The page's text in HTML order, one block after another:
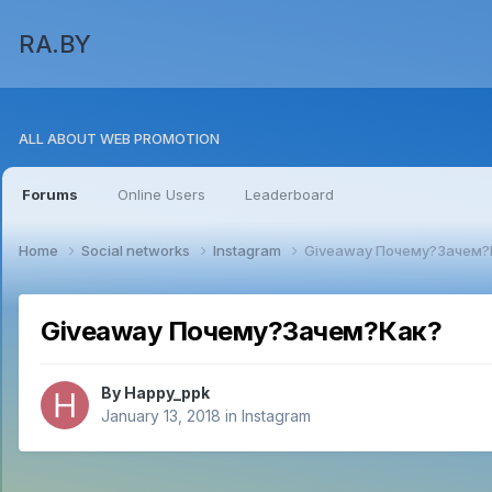
RA.BY
ALL ABOUT WEB PROMOTION
Forums Online Users Leaderboard
Home Social networks Instagram Giveaway
Giveaway Почему?Зачем?Как?
By Happy_ppk
January 13, 2018 in Instagram